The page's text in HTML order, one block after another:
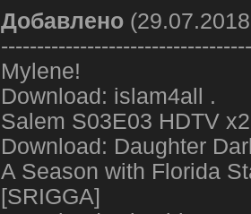
Добавлено
Mylene!
Download: islam4all .
Salem S03E03 HDTV
Download: Daughter
A Season with Florida
[SRIGGA]